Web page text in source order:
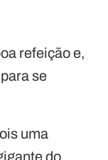
refeição e,
se
uma
do